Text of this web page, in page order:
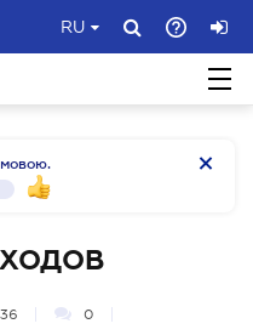
RU
мовою.
0